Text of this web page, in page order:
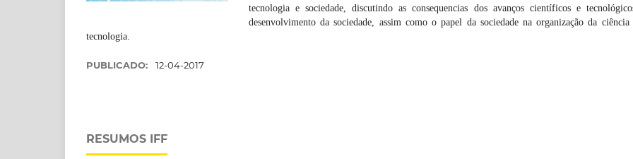
tecnologia e sociedade, discutindo as consequencias dos avanços científicos e
desenvolvimento da sociedade, assim como o papel da sociedade na organização da ciência
tecnologia.
PUBLICADO: 12-04-2017
RESUMOS IFF